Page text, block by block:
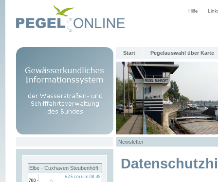
Hilfe
Start Pegelauswahl über Karte
Newsletter
Elbe - Cuxhaven Steubenhöft